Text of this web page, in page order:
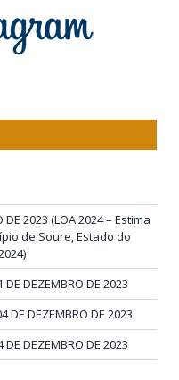
DE 2023 (LOA 2024 – Estima
de Soure, Estado do
DE DEZEMBRO DE 2023
DE DEZEMBRO DE 2023
DE DEZEMBRO DE 2023